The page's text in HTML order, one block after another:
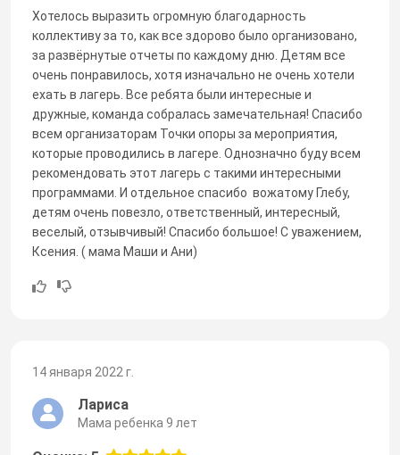
Хотелось выразить огромную благодарность
коллективу за то, как все здорово было организовано,
за развёрнутые отчеты по каждому дню. Детям все
очень понравилось, хотя изначально не очень хотели
ехать в лагерь. Все ребята были интересные и
дружные, команда собралась замечательная! Спасибо
всем организаторам Точки опоры за мероприятия,
которые проводились в лагере. Однозначно буду всем
рекомендовать этот лагерь с такими интересными
программами. И отдельное спасибо вожатому Глебу,
детям очень повезло, ответственный, интересный,
веселый, отзывчивый! Спасибо большое! С уважением,
Ксения. ( мама Маши и Ани)
14 января 2022 г.
Лариса
Мама ребенка 9 лет